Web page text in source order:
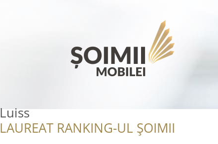
Luiss
LAUREAT RANKING-UL ȘOIMII